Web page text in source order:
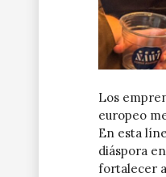
Los
europeo
En esta
diáspora
fortalecer